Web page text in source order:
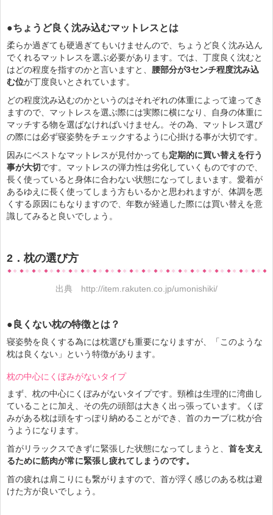
●ちょうど良く沈み込むマットレスとは
柔らか過ぎても硬過ぎてもいけませんので、ちょうど良く沈み込ん
でくれるマットレスを選ぶ必要があります。では、丁度良く沈むと
はどの程度を指すのかと言いますと、 腰部分が3センチ程度沈み込
む位が丁度良いとされています。
どの程度沈み込むのかというのはそれぞれの体重によって違ってき
ますので、マットレスを選ぶ際には実際に横になり、自身の体重に
マッチする物を選ばなければいけません。その為、マットレス選び
の際には必ず寝姿勢をチェックするように心掛ける事が大切です。
因みにベストなマットレスが見付かっても定期的に買い替えを行う
事が大切です。マットレスの弾力性は劣化していくものですので、
長く使っていると身体に合わない状態になってしまいます。愛着が
あるゆえに長く使ってしまう方もいるかと思われますが、体調を悪
くする原因にもなりますので、年数が経過した際には買い替えを意
識してみると良いでしょう。
2．枕の選び方
出典 http://item.rakuten.co.jp/umonishiki/
●良くない枕の特徴とは？
寝姿勢を良くする為には枕選びも重要になりますが、「このような
枕は良くない」という特徴があります。
枕の中心にくぼみがないタイプ
まず、枕の中心にくぼみがないタイプです。頸椎は生理的に湾曲し
ていることに加え、その先の頭部は大きく出っ張っています。くぼ
みがある枕は頭をすっぽり納めることができ、首のカーブに枕が合
うようになります。
首がリラックスできずに緊張した状態になってしまうと、 首を支え
るために筋肉が常に緊張し疲れてしまうのです。
首の疲れは肩こりにも繋がりますので、首が浮く感じのある枕は避
けた方が良いでしょう。